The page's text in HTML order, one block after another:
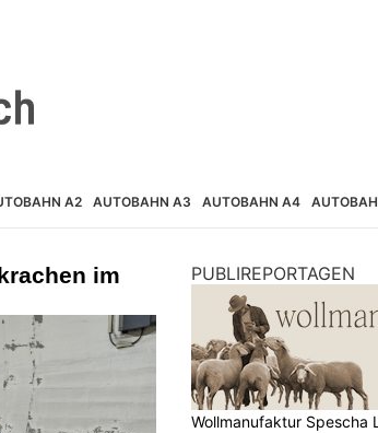
A2 AUTOBAHN A3 AUTOBAHN A4
im
PUBLIREPORTAGEN
Wollmanufaktur Spescha